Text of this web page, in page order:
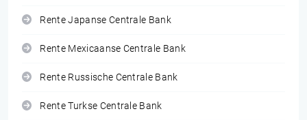
Rente Japanse Centrale Bank
Rente Mexicaanse Centrale Bank
Rente Russische Centrale Bank
Rente Turkse Centrale Bank